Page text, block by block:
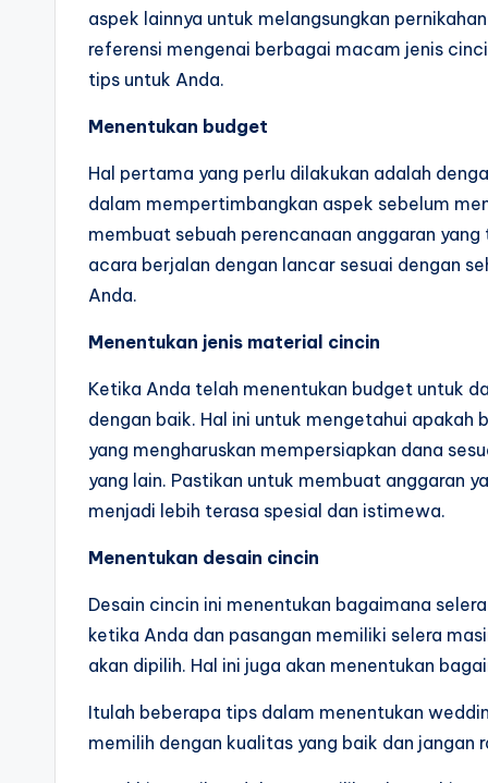
aspek lainnya untuk melangsungkan
referensi mengenai berbagai macam jenis
tips untuk Anda.
Menentukan budget
Hal pertama yang perlu dilakukan adalah
dalam mempertimbangkan aspek sebelum
membuat sebuah perencanaan anggaran
acara berjalan dengan lancar sesuai dengan
Anda.
Menentukan jenis material cincin
Ketika Anda telah menentukan budget untuk
dengan baik. Hal ini untuk mengetahui
yang mengharuskan mempersiapkan dana
yang lain. Pastikan untuk membuat anggaran
menjadi lebih terasa spesial dan istimewa.
Menentukan desain cincin
Desain cincin ini menentukan bagaimana
ketika Anda dan pasangan memiliki selera
akan dipilih. Hal ini juga akan menentukan
Itulah beberapa tips dalam menentukan
memilih dengan kualitas yang baik dan jangan